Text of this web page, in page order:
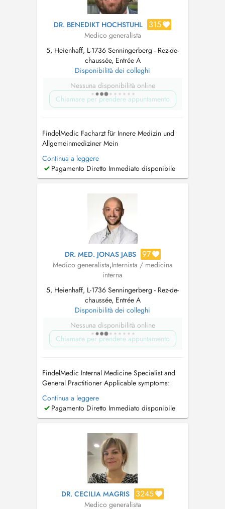
DR. BENEDIKT HOCHSTUHL 315
Medico generalista
5, Heienhaff, L-1736 Senningerberg - Rez-de-
chaussée, Entrée A
Disponibilità dei colleghi
Nessuna disponibilità online
Chiamare per prendere appuntamento
FindelMedic Facharzt für Innere Medizin und
Allgemeinmediziner Mein
Behandlungsspektrum umfasst unter anderem:
Herz-Kreislauf-Beschwerden, Herzrasen/
Herzstolpern (Palpitationen), geschwollene
oder chronisch), Atemnot, diagnostiziertes
oder vermutetes As...
Continua a leggere
Pagamento Diretto Immediato disponibile
DR. MED. JONAS JABS 97
Medico generalista,Internista / medicina
interna
5, Heienhaff, L-1736 Senningerberg - Rez-de-
chaussée, Entrée A
Disponibilità dei colleghi
Nessuna disponibilità online
Chiamare per prendere appuntamento
FindelMedic Internal Medicine Specialist and
General Practitioner Applicable symptoms:
unintentional weight loss or weight gain /
cardiovascular problems / high blood
pressure (hypertension) / rapid heartbeat /
retention) / respiratory infections and br...
Continua a leggere
Pagamento Diretto Immediato disponibile
DR. CECILIA MAGRIS 3245
Medico generalista